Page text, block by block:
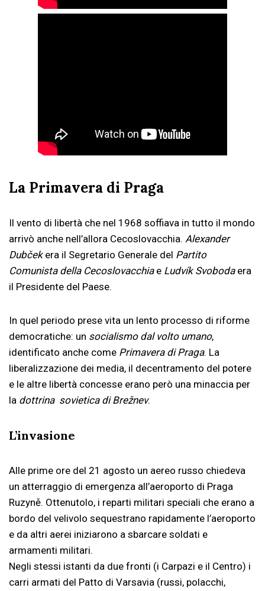
La Primavera di Praga
Il vento di libertà che nel 1968 soffiava in tutto il mondo
arrivò anche nell’allora Cecoslovacchia. Alexander
Dubčekera il Segretario Generale del Partito
Comunista della Cecoslovacchiae Ludvík Svobodaera
il Presidente del Paese.
In quel periodo prese vita un lento processo di riforme
democratiche: un socialismo dal volto umano,
identificato anche come Primavera di Praga. La
liberalizzazione dei media, il decentramento del potere
e le altre libertà concesse erano però una minaccia per
la dottrina sovietica di Brežnev.
L’invasione
Alle prime ore del 21 agosto un aereo russo chiedeva
un atterraggio di emergenza all’aeroporto di Praga
Ruzyně. Ottenutolo, i reparti militari speciali che erano a
bordo del velivolo sequestrano rapidamente l’aeroporto
e da altri aerei iniziarono a sbarcare soldati e
armamenti militari.
Negli stessi istanti da due fronti (i Carpazi e il Centro) i
carri armati del Patto di Varsavia (russi, polacchi,